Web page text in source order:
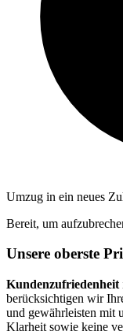
Umzug in ein neues
Bereit, um
Unsere oberste
Kundenzufriedenheit
berücksichtigen wir
und gewährleisten mit
Klarheit sowie keine